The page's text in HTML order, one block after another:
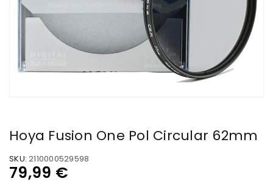
Hoya Fusion One Pol Circular 62mm
SKU: 2110000529598
79,99 €